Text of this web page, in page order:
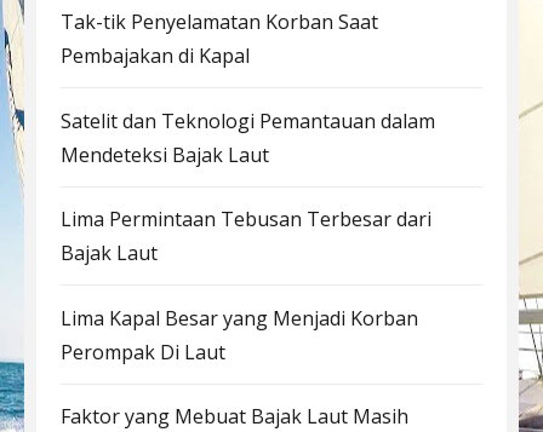
Tak-tik Penyelamatan Korban Saat
Pembajakan di Kapal
Satelit dan Teknologi Pemantauan dalam
Mendeteksi Bajak Laut
Lima Permintaan Tebusan Terbesar dari
Bajak Laut
Lima Kapal Besar yang Menjadi Korban
Perompak Di Laut
Faktor yang Mebuat Bajak Laut Masih